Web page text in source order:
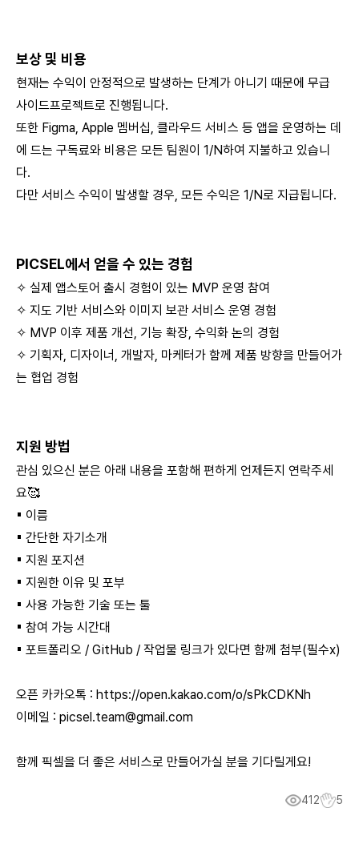
보상 및 비용
현재는 수익이 안정적으로 발생하는 단계가 아니기 때문에 무급
사이드프로젝트로 진행됩니다.
또한 Figma, Apple 멤버십, 클라우드 서비스 등 앱을 운영하는 데
에 드는 구독료와 비용은 모든 팀원이 1/N하여 지불하고 있습니
다.
다만 서비스 수익이 발생할 경우, 모든 수익은 1/N로 지급됩니다.
PICSEL에서 얻을 수 있는 경험
✧ 실제 앱스토어 출시 경험이 있는 MVP 운영 참여
✧ 지도 기반 서비스와 이미지 보관 서비스 운영 경험
✧ MVP 이후 제품 개선, 기능 확장, 수익화 논의 경험
✧ 기획자, 디자이너, 개발자, 마케터가 함께 제품 방향을 만들어가
는 협업 경험
지원 방법
관심 있으신 분은 아래 내용을 포함해 편하게 언제든지 연락주세
요🥰
▪︎ 이름
▪︎ 간단한 자기소개
▪︎ 지원 포지션
▪︎ 지원한 이유 및 포부
▪︎ 사용 가능한 기술 또는 툴
▪︎ 참여 가능 시간대
▪︎ 포트폴리오 / GitHub / 작업물 링크가 있다면 함께 첨부(필수x)
오픈 카카오톡 : https://open.kakao.com/o/sPkCDKNh
이메일 : picsel.team@gmail.com
함께 픽셀을 더 좋은 서비스로 만들어가실 분을 기다릴게요!
412 5